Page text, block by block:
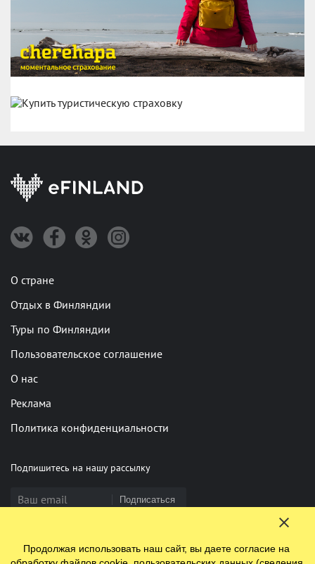
О стране
Отдых в Финляндии
Туры по Финляндии
Пользовательское соглашение
О нас
Реклама
Политика конфиденциальности
Подпишитесь на нашу рассылку
Подписаться
Нашли опечатку? Выделите фрагмент и нажмите Ctrl+Enter
Продолжая использовать наш сайт, вы даете согласие на